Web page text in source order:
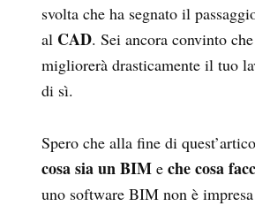
svolta che ha segnato il
al CAD. Sei ancora convinto
migliorerà drasticamente il tuo
di sì.
Spero che alla fine di
cosa sia un BIM e che cosa
uno software BIM non è